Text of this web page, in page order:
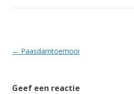
Berichtnavigatie
← Paasdamtoernooi
Geef een reactie